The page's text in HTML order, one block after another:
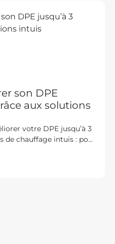
son DPE
aux solutions
votre DPE jusqu’à 3
de chauffage intuis : po...